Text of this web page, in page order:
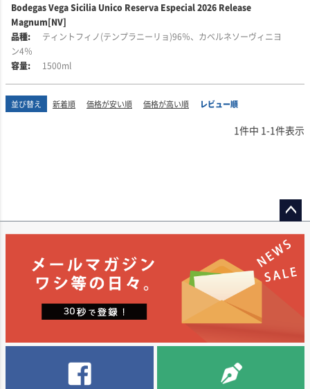
ボデガス・ベガ・シシリア「ウニコ レセルバ・エスペシアル」は、スペイン
ワインの歴史に深い敬意を捧げる、ヴィンテージ表記を持たない特別な赤ワ
インです。
かつてスペインでは、優れたワイナリーが各収穫年のワインとは別に、最良
年のワインを取り分けてブレンドし、「レセルバ・エスペシアル」として瓶
詰めする伝統がありました。ベガ・シシリアは、現在ではほとんど見られな
くなった、この高級スペインワインの伝統を守るため、1965年からこのワイ
ンを造り続けています。
使用されるのは、ベガ・シシリアを代表する偉大なワイン「ウニコ」の中で
この2026年リリースは、2011年、2012年、2014年のウニコを、それぞれお
よそ3分の1ずつブレンド。通算で木樽での熟成期間が10年を超えるため、リ
リース時点からすでに深い熟成感と複雑味を楽しむことができます。
レセルバ・エスペシアルは、複数の年、個性、経験、そして想いが重なり合
う、まさに「伝統へのオマージュ」。ウニコの複雑さを、異なるヴィンテー
ジによってさらに幾重にも重ね合わせた、ベガ・シシリアの本質を映す唯一
無二のワインです。
アルコール度数：14.5％。
【98点】NV ウニコ レセルバ・エスペシアル 2026年リリースは、2011年、
2012年、2014年のワインをブレンドして造られています。2025年リリース
と似たヴィンテージ構成ですが、今回は2013年の代わりに2014年のワインが
使われています。主体となるのはティント・フィノ(テンプラニーリョ)で、少
Bodegas Vega Sicilia Unico Reserva Especial 2026 Release
Magnum[NV]
ティントフィノ(テンプラニーリョ)96％、カベルネソーヴィニヨ
ン4％
1500ml
並び替え 新着順 価格が安い順 価格が高い順 レビュー順
1件中 1-1件表示
ジト
へ